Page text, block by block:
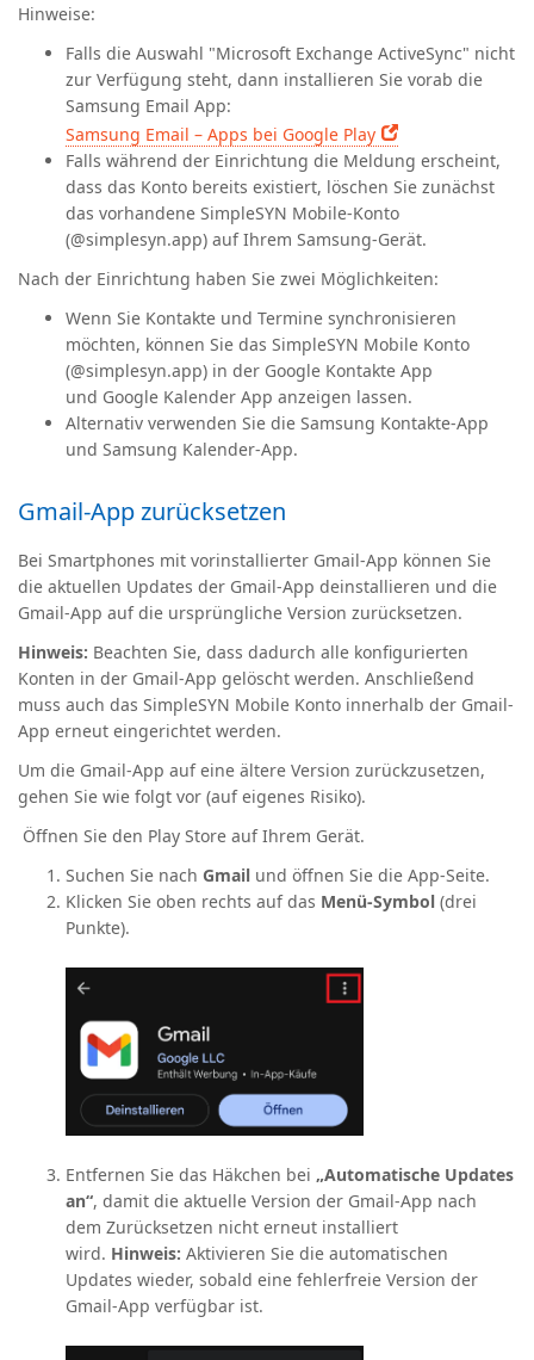
Hinweise:
Falls die Auswahl "Microsoft Exchange ActiveSync" nicht
zur Verfügung steht, dann installieren Sie vorab die
Samsung Email App:
Samsung Email – Apps bei Google Play
Falls während der Einrichtung die Meldung erscheint,
dass das Konto bereits existiert, löschen Sie zunächst
das vorhandene SimpleSYN Mobile-Konto
(@simplesyn.app) auf Ihrem Samsung-Gerät.
Nach der Einrichtung haben Sie zwei Möglichkeiten:
Wenn Sie Kontakte und Termine synchronisieren
möchten, können Sie das SimpleSYN Mobile Konto
(@simplesyn.app) in der Google Kontakte App
und Google Kalender App anzeigen lassen.
Alternativ verwenden Sie die Samsung Kontakte-App
und Samsung Kalender-App.
Gmail-App zurücksetzen
Bei Smartphones mit vorinstallierter Gmail-App können Sie
die aktuellen Updates der Gmail-App deinstallieren und die
Gmail-App auf die ursprüngliche Version zurücksetzen.
Hinweis: Beachten Sie, dass dadurch alle konfigurierten
Konten in der Gmail-App gelöscht werden. Anschließend
muss auch das SimpleSYN Mobile Konto innerhalb der Gmail-
App erneut eingerichtet werden.
Um die Gmail-App auf eine ältere Version zurückzusetzen,
gehen Sie wie folgt vor (auf eigenes Risiko).
Öffnen Sie den Play Store auf Ihrem Gerät.
Suchen Sie nach Gmail und öffnen Sie die App-Seite.
Klicken Sie oben rechts auf das Menü-Symbol (drei
Punkte).
Entfernen Sie das Häkchen bei „Automatische Updates
an“, damit die aktuelle Version der Gmail-App nach
dem Zurücksetzen nicht erneut installiert
wird. Hinweis: Aktivieren Sie die automatischen
Updates wieder, sobald eine fehlerfreie Version der
Gmail-App verfügbar ist.